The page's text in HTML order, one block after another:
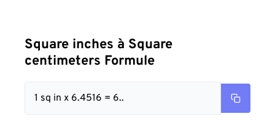
Square inches à Square
centimeters Formule
1 sq in x 6.4516 = 6..